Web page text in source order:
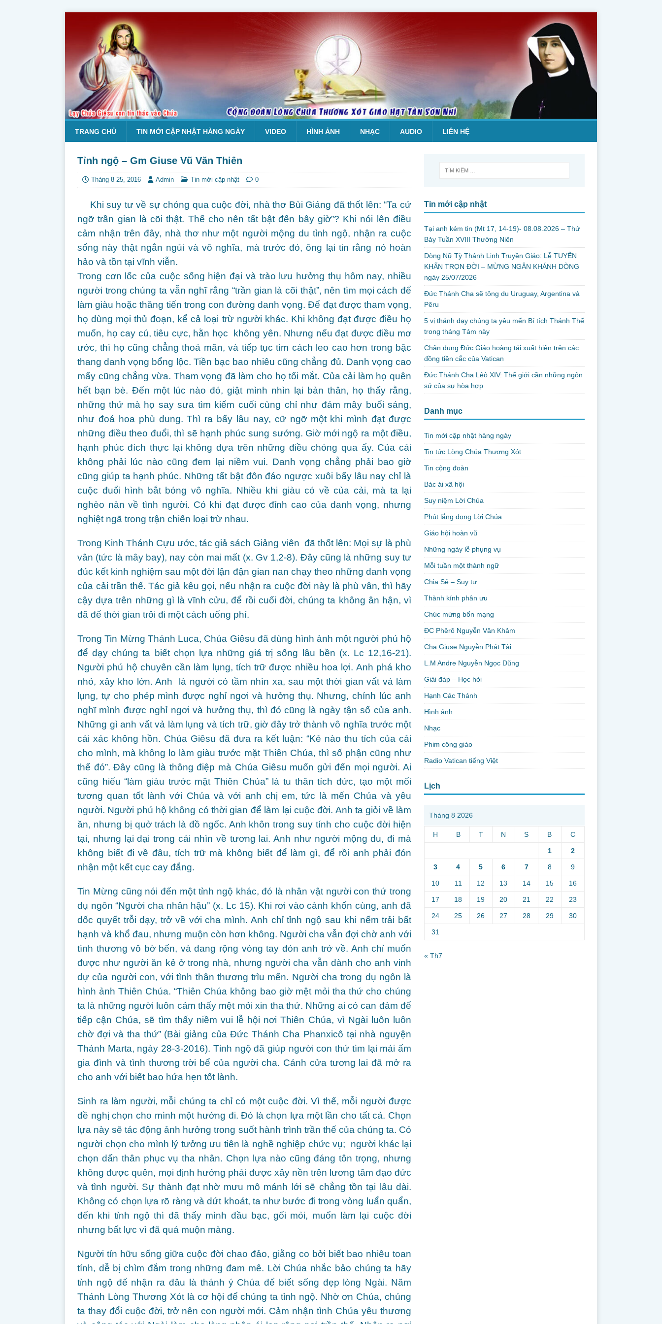
TRANG CHỦ TIN MỚI CẬP NHẬT HÀNG NGÀY VIDEO HÌNH ẢNH NHẠC AUDIO LIÊN HỆ
Tỉnh ngộ – Gm Giuse Vũ Văn Thiên
Tháng 8 25, 2016 Admin Tin mới cập nhật 0
Khi suy tư về sự chóng qua cuộc đời, nhà thơ Bùi Giáng đã thốt lên: “Ta cứ
ngỡ trần gian là cõi thật. Thế cho nên tất bật đến bây giờ”? Khi nói lên điều
cảm nhận trên đây, nhà thơ như một người mộng du tỉnh ngộ, nhận ra cuộc
sống này thật ngắn ngủi và vô nghĩa, mà trước đó, ông lại tin rằng nó hoàn
hảo và tồn tại vĩnh viễn.
Trong cơn lốc của cuộc sống hiện đại và trào lưu hưởng thụ hôm nay, nhiều
người trong chúng ta vẫn nghĩ rằng “trần gian là cõi thật”, nên tìm mọi cách để
làm giàu hoặc thăng tiến trong con đường danh vọng. Để đạt được tham vọng,
họ dùng mọi thủ đoạn, kể cả loại trừ người khác. Khi không đạt được điều họ
muốn, họ cay cú, tiêu cực, hằn học không yên. Nhưng nếu đạt được điều mơ
ước, thì họ cũng chẳng thoả mãn, và tiếp tục tìm cách leo cao hơn trong bậc
thang danh vọng bổng lộc. Tiền bạc bao nhiêu cũng chẳng đủ. Danh vọng cao
mấy cũng chẳng vừa. Tham vọng đã làm cho họ tối mắt. Của cải làm họ quên
hết bạn bè. Đến một lúc nào đó, giật mình nhìn lại bản thân, họ thấy rằng,
những thứ mà họ say sưa tìm kiếm cuối cùng chỉ như đám mây buổi sáng,
như đoá hoa phù dung. Thì ra bấy lâu nay, cữ ngỡ một khi mình đạt được
những điều theo đuổi, thì sẽ hạnh phúc sung sướng. Giờ mới ngộ ra một điều,
hạnh phúc đích thực lại không dựa trên những điều chóng qua ấy. Của cải
không phải lúc nào cũng đem lại niềm vui. Danh vọng chẳng phải bao giờ
cũng giúp ta hạnh phúc. Những tất bật đôn đáo ngược xuôi bấy lâu nay chỉ là
cuộc đuổi hình bắt bóng vô nghĩa. Nhiều khi giàu có về của cải, mà ta lại
nghèo nàn về tình người. Có khi đạt được đỉnh cao của danh vọng, nhưng
nghiệt ngã trong trận chiến loại trừ nhau.
Trong Kinh Thánh Cựu ước, tác giả sách Giảng viên đã thốt lên: Mọi sự là phù
vân (tức là mây bay), nay còn mai mất (x. Gv 1,2-8). Đây cũng là những suy tư
đúc kết kinh nghiệm sau một đời lận đận gian nan chạy theo những danh vọng
của cải trần thế. Tác giả kêu gọi, nếu nhận ra cuộc đời này là phù vân, thì hãy
cậy dựa trên những gì là vĩnh cửu, để rồi cuối đời, chúng ta không ân hận, vì
đã để thời gian trôi đi một cách uổng phí.
Trong Tin Mừng Thánh Luca, Chúa Giêsu đã dùng hình ảnh một người phú hộ
để dạy chúng ta biết chọn lựa những giá trị sống lâu bền (x. Lc 12,16-21).
Người phú hộ chuyên cần làm lụng, tích trữ được nhiều hoa lợi. Anh phá kho
nhỏ, xây kho lớn. Anh là người có tầm nhìn xa, sau một thời gian vất vả làm
lụng, tự cho phép mình được nghỉ ngơi và hưởng thụ. Nhưng, chính lúc anh
nghĩ mình được nghỉ ngơi và hưởng thụ, thì đó cũng là ngày tận số của anh.
Những gì anh vất vả làm lụng và tích trữ, giờ đây trở thành vô nghĩa trước một
cái xác không hồn. Chúa Giêsu đã đưa ra kết luận: “Kẻ nào thu tích của cải
cho mình, mà không lo làm giàu trước mặt Thiên Chúa, thì số phận cũng như
thế đó”. Đây cũng là thông điệp mà Chúa Giêsu muốn gửi đến mọi người. Ai
cũng hiểu “làm giàu trước mặt Thiên Chúa” là tu thân tích đức, tạo một mối
tương quan tốt lành với Chúa và với anh chị em, tức là mến Chúa và yêu
người. Người phú hộ không có thời gian để làm lại cuộc đời. Anh ta giỏi về làm
ăn, nhưng bị quở trách là đồ ngốc. Anh khôn trong suy tính cho cuộc đời hiện
tại, nhưng lại dại trong cái nhìn về tương lai. Anh như người mộng du, đi mà
không biết đi về đâu, tích trữ mà không biết để làm gì, để rồi anh phải đón
nhận một kết cục cay đắng.
Tin Mừng cũng nói đến một tỉnh ngộ khác, đó là nhân vật người con thứ trong
dụ ngôn “Người cha nhân hậu” (x. Lc 15). Khi rơi vào cảnh khốn cùng, anh đã
dốc quyết trỗi dạy, trở về với cha mình. Anh chỉ tỉnh ngộ sau khi nếm trải bất
hạnh và khổ đau, nhưng muộn còn hơn không. Người cha vẫn đợi chờ anh với
tình thương vô bờ bến, và dang rộng vòng tay đón anh trở về. Anh chỉ muốn
được như người ăn kẻ ở trong nhà, nhưng người cha vẫn dành cho anh vinh
dự của người con, với tình thân thương trìu mến. Người cha trong dụ ngôn là
hình ảnh Thiên Chúa. “Thiên Chúa không bao giờ mệt mỏi tha thứ cho chúng
ta là những người luôn cảm thấy mệt mỏi xin tha thứ. Những ai có can đảm để
tiếp cận Chúa, sẽ tìm thấy niềm vui lễ hội nơi Thiên Chúa, vì Ngài luôn luôn
chờ đợi và tha thứ” (Bài giảng của Đức Thánh Cha Phanxicô tại nhà nguyện
Thánh Marta, ngày 28-3-2016). Tỉnh ngộ đã giúp người con thứ tìm lại mái ấm
gia đình và tình thương trời bể của người cha. Cánh cửa tương lai đã mở ra
cho anh với biết bao hứa hẹn tốt lành.
Sinh ra làm người, mỗi chúng ta chỉ có một cuộc đời. Vì thế, mỗi người được
đề nghị chọn cho mình một hướng đi. Đó là chọn lựa một lần cho tất cả. Chọn
lựa này sẽ tác động ảnh hưởng trong suốt hành trình trần thế của chúng ta. Có
người chọn cho mình lý tưởng ưu tiên là nghề nghiệp chức vụ; người khác lại
chọn dấn thân phục vụ tha nhân. Chọn lựa nào cũng đáng tôn trọng, nhưng
không được quên, mọi định hướng phải được xây nền trên lương tâm đạo đức
và tình người. Sự thành đạt nhờ mưu mô mánh lới sẽ chẳng tồn tại lâu dài.
Không có chọn lựa rõ ràng và dứt khoát, ta như bước đi trong vòng luẩn quẩn,
đến khi tỉnh ngộ thì đã thấy mình đầu bạc, gối mỏi, muốn làm lại cuộc đời
nhưng bất lực vì đã quá muộn màng.
Người tín hữu sống giữa cuộc đời chao đảo, giằng co bởi biết bao nhiêu toan
tính, dễ bị chìm đắm trong những đam mê. Lời Chúa nhắc bảo chúng ta hãy
tỉnh ngộ để nhận ra đâu là thánh ý Chúa để biết sống đẹp lòng Ngài. Năm
Thánh Lòng Thương Xót là cơ hội để chúng ta tỉnh ngộ. Nhờ ơn Chúa, chúng
ta thay đổi cuộc đời, trở nên con người mới. Cảm nhận tình Chúa yêu thương
Tin mới cập nhật
Tại anh kém tin (Mt 17, 14-19)- 08.08.2026 – Thứ
Bảy Tuần XVIII Thường Niên
Dòng Nữ Tỳ Thánh Linh Truyền Giáo: Lễ TUYÊN
KHẤN TRỌN ĐỜI – MỪNG NGÂN KHÁNH DÒNG
ngày 25/07/2026
Đức Thánh Cha sẽ tông du Uruguay, Argentina và
Pêru
5 vị thánh dạy chúng ta yêu mến Bí tích Thánh Thể
trong tháng Tám này
Chân dung Đức Giáo hoàng tái xuất hiện trên các
đồng tiền cắc của Vatican
Đức Thánh Cha Lêô XIV: Thế giới cần những ngôn
sứ của sự hòa hợp
Danh mục
Tin mới cập nhật hàng ngày
Tin tức Lòng Chúa Thương Xót
Tin cộng đoàn
Bác ái xã hội
Suy niệm Lời Chúa
Phút lắng đọng Lời Chúa
Giáo hội hoàn vũ
Những ngày lễ phụng vụ
Mỗi tuần một thành ngữ
Chia Sẻ – Suy tư
Thành kính phân ưu
Chúc mừng bổn mạng
ĐC Phêrô Nguyễn Văn Khảm
Cha Giuse Nguyễn Phát Tài
L.M Andre Nguyễn Ngọc Dũng
Giải đáp – Học hỏi
Hạnh Các Thánh
Hình ảnh
Nhạc
Phim công giáo
Radio Vatican tiếng Việt
Lịch
Tháng 8 2026
H B T N S B C
1 2
3 4 5 6 7 8 9
10 11 12 13 14 15 16
17 18 19 20 21 22 23
24 25 26 27 28 29 30
31
« Th7